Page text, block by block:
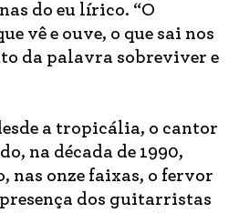
do eu lírico. “O
vê e ouve, o que sai nos
da palavra sobreviver e
a tropicália, o cantor
na década de 1990,
nas onze faixas, o fervor
dos guitarristas